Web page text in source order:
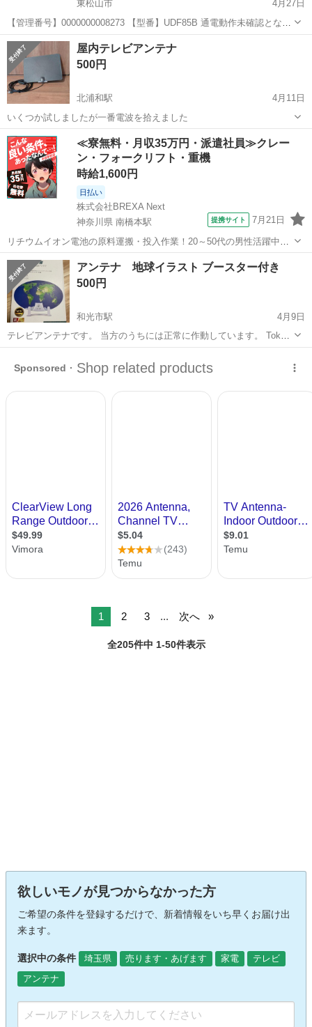
東松山市
4月27日
【管理番号】0000000008273 【型番】UDF85B 通電動作未確認となり
ます。【通電確認】未確認 【動作確認】未確認 ■コンディション・状
態 開封済みですが未使用品となります。...
埼玉 東松山市 日本アンテナ
屋内テレビアンテナ
500円
北浦和駅
4月11日
いくつか試しましたが一番電波を拾えました
埼玉 さいたま市 北浦和駅 テレビ
≪寮無料・月収35万円・派遣社員≫クレー
ン・フォークリフト・重機
時給1,600円
日払い
株式会社BREXA Next
神奈川県 南橋本駅
提携サイト 7月21日
リチウムイオン電池の原料運搬・投入作業！20～50代の男性活躍中★
ワンルーム寮完備！赴任旅費会社負担！年間休日130日★フォークリフ
ト免許お持ちの方、活躍中！就業先食堂利用可★《神奈川県相模原
市》 人気の工場のお仕事 ◇電...
神奈川 相模原市 南橋本駅 その他
アンテナ 地球イラスト ブースター付き
500円
和光市駅
4月9日
テレビアンテナです。 当方のうちには正常に作動しています。 Tokyo
MIXは方向の原因で信号探せないですが、ほかのテレビ局は問題なく
見れます。 当面受け取りをしない場合、郵送方法はご連絡ください。
3Nでお願いいたします。
1 2 3 ... 次へ
全205件中 1-50件表示
欲しいモノが見つからなかった方
ご希望の条件を登録するだけで、新着情報をいち早くお届け出
来ます。
選択中の条件 埼玉県 売ります・あげます 家電
テレビ
アンテナ